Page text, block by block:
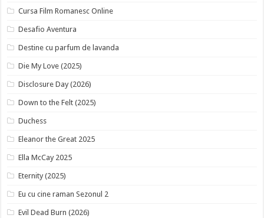
Cursa Film Romanesc Online
Desafio Aventura
Destine cu parfum de lavanda
Die My Love (2025)
Disclosure Day (2026)
Down to the Felt (2025)
Duchess
Eleanor the Great 2025
Ella McCay 2025
Eternity (2025)
Eu cu cine raman Sezonul 2
Evil Dead Burn (2026)